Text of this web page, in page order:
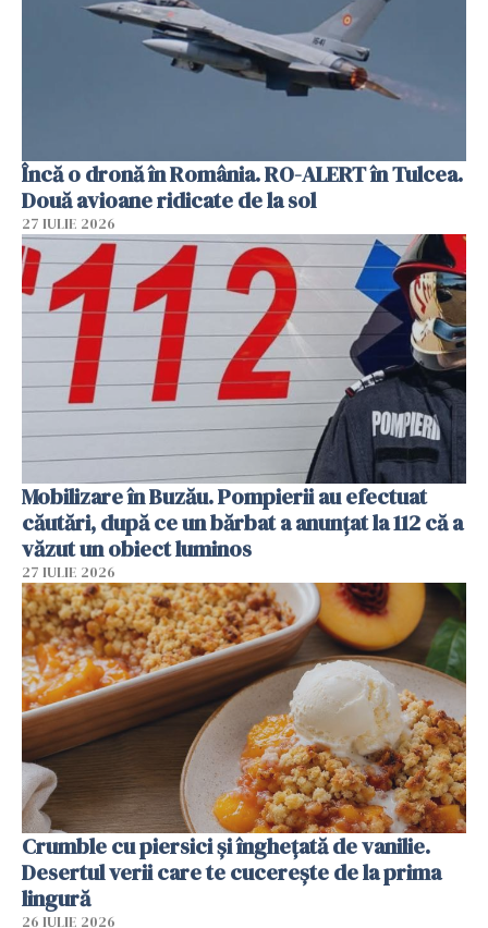
Încă o dronă în România. RO-ALERT în Tulcea.
Două avioane ridicate de la sol
27 IULIE 2026
Mobilizare în Buzău. Pompierii au efectuat
căutări, după ce un bărbat a anunțat la 112 că a
văzut un obiect luminos
27 IULIE 2026
Crumble cu piersici și înghețată de vanilie.
Desertul verii care te cucerește de la prima
lingură
26 IULIE 2026